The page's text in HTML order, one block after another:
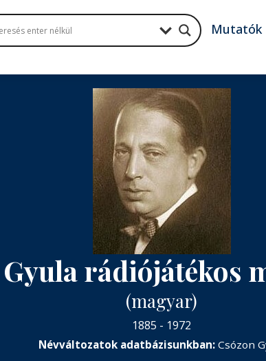
Mutatók
rádiójátékos
(magyar)
1885 - 1972
Névváltozatok adatbázisunkban: Csózon